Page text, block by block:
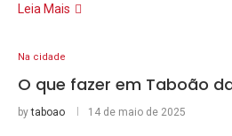
Leia Mais
Na cidade
O que fazer em Taboão
bytaboao 14 de maio de 2025